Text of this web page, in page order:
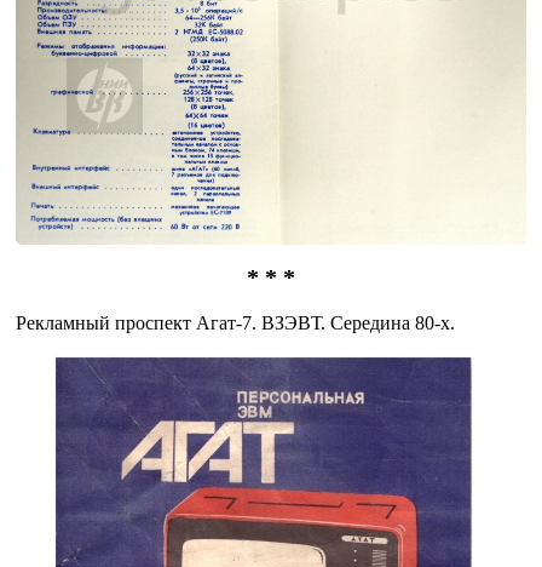
* * *
Рекламный проспект Агат-7. ВЗЭВТ. Середина 80-х.